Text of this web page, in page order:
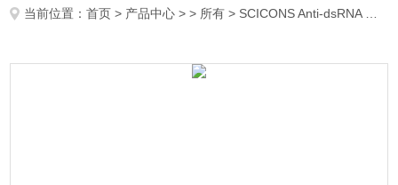
当前位置：首页 > 产品中心 > > 所有 > SCICONS Anti-dsRNA monoclonal Antibody